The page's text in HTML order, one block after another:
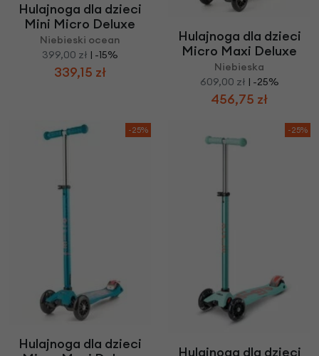
Hulajnoga dla dzieci
Mini Micro Deluxe
Niebieski ocean
399,00 zł | -15%
339,15 zł
Hulajnoga dla dzieci
Micro Maxi Deluxe
Niebieska
609,00 zł | -25%
456,75 zł
-25%
Hulajnoga dla dzieci
-25%
Hulajnoga dla dzieci